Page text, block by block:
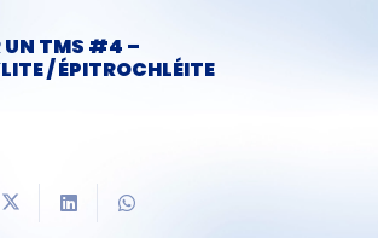
UN TMS #4 –
/ ÉPITROCHLÉITE